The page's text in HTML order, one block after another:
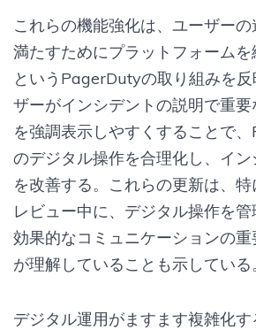
これらの機能強化は、ユーザー
満たすためにプラットフォーム
というPagerDutyの取り組みを
ザーがインシデントの説明で重要
を強調表示しやすくすることで
のデジタル操作を合理化し、イ
を改善する。これらの更新は、
レビュー中に、デジタル操作を
効果的なコミュニケーションの
が理解していることも示している
デジタル運用がますます複雑化